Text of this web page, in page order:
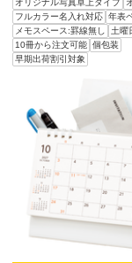
オリジナル写真卓上タイプ
フルカラー名入れ対応 年表
メモスペース:罫線無し
土曜
10冊から注文可能 個包装
早期出荷割引対象